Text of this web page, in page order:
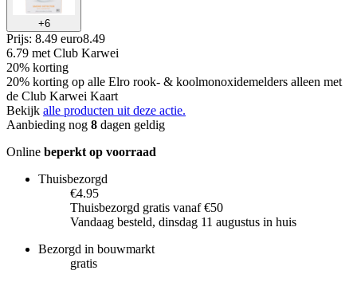
+6
Prijs: 8.49 euro8.49
6.79 met Club Karwei
20% korting
20% korting op alle Elro rook- & koolmonoxidemelders alleen met
de Club Karwei Kaart
Bekijk alle producten uit deze actie.
Aanbieding nog 8 dagen geldig
Online beperkt op voorraad
Thuisbezorgd
€4.95
Thuisbezorgd gratis vanaf €50
Vandaag besteld, dinsdag 11 augustus in huis
Bezorgd in bouwmarkt
gratis